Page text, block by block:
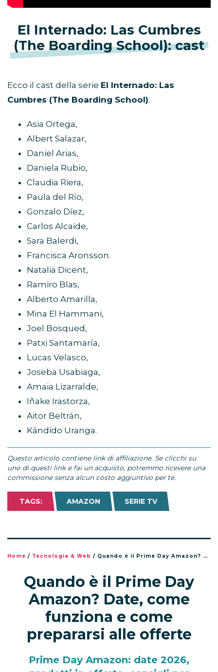
El Internado: Las Cumbres
(The Boarding School): cast
Ecco il cast della serie El Internado: Las
Cumbres (The Boarding School):
Asia Ortega,
Albert Salazar,
Daniel Arias,
Daniela Rubio,
Claudia Riera,
Paula del Río,
Gonzalo Díez,
Carlos Alcaide,
Sara Balerdi,
Francisca Aronsson.
Natalia Dicent,
Ramiro Blas,
Alberto Amarilla,
Mina El Hammani,
Joel Bosqued,
Patxi Santamaría,
Lucas Velasco,
Joseba Usabiaga,
Amaia Lizarralde,
Iñake Irastorza,
Aitor Beltrán,
Kándido Uranga.
Questo articolo contiene link di affiliazione. Se clicchi su
uno di questi link e fai un acquisto, potremmo ricevere una
commissione senza alcun costo aggiuntivo per te.
TAGS: AMAZON SERIE TV
Home / Tecnologia & Web / Quando è il Prime Day Amazon? Date, come funziona e come prepararsi alle offerte
Quando è il Prime Day
Amazon? Date, come
funziona e come
prepararsi alle offerte
Prime Day Amazon: date 2026,